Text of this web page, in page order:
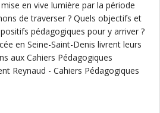
en vive lumière par la période
de traverser ? Quels objectifs et
pédagogiques pour y arriver ?
en Seine-Saint-Denis livrent leurs
aux Cahiers Pédagogiques
Reynaud - Cahiers Pédagogiques